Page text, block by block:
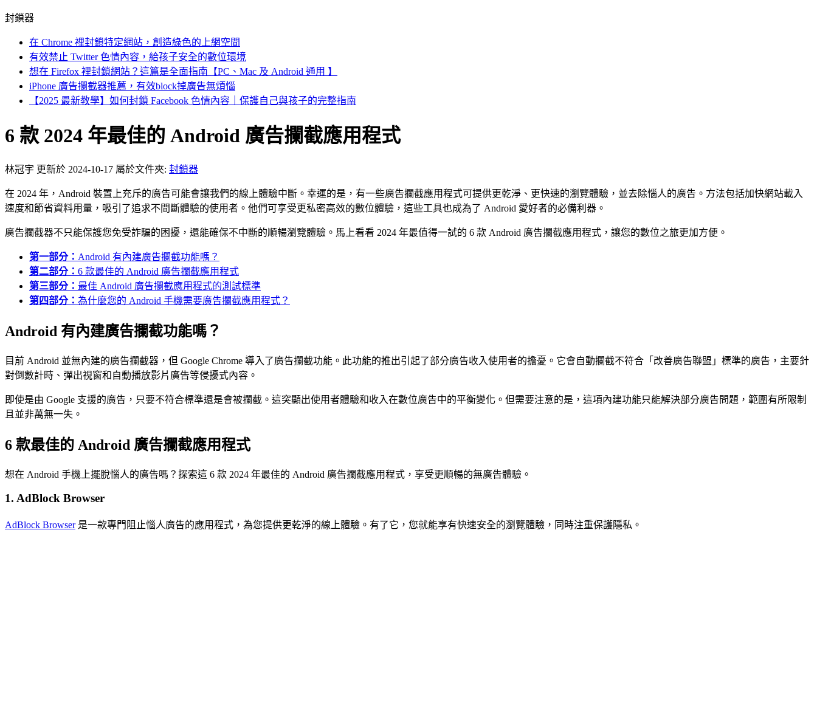
封鎖器
在 Chrome 裡封鎖特定網站，創造綠色的上網空間
有效禁止 Twitter 色情內容，給孩子安全的數位環境
想在 Firefox 裡封鎖網站？這篇是全面指南【PC、Mac 及 Android 通用 】
iPhone 廣告攔截器推薦，有效block掉廣告無煩惱
【2025 最新教學】如何封鎖 Facebook 色情內容｜保護自己與孩子的完整指南
6 款 2024 年最佳的 Android 廣告攔截應用程式
林冠宇 更新於 2024-10-17 屬於文件夾: 封鎖器
在 2024 年，Android 裝置上充斥的廣告可能會讓我們的線上體驗中斷。幸運的是，有一些廣告攔截應用程式可提供更乾淨、更快速的瀏覽體驗，並去除惱人的廣告。方法包括加快網站載入
速度和節省資料用量，吸引了追求不間斷體驗的使用者。他們可享受更私密高效的數位體驗，這些工具也成為了 Android 愛好者的必備利器。
廣告攔截器不只能保護您免受詐騙的困擾，還能確保不中斷的順暢瀏覽體驗。馬上看看 2024 年最值得一試的 6 款 Android 廣告攔截應用程式，讓您的數位之旅更加方便。
第一部分： Android 有內建廣告攔截功能嗎？
第二部分： 6 款最佳的 Android 廣告攔截應用程式
第三部分： 最佳 Android 廣告攔截應用程式的測試標準
第四部分： 為什麼您的 Android 手機需要廣告攔截應用程式？
Android 有內建廣告攔截功能嗎？
目前 Android 並無內建的廣告攔截器，但 Google Chrome 導入了廣告攔截功能。此功能的推出引起了部分廣告收入使用者的擔憂。它會自動攔截不符合「改善廣告聯盟」標準的廣告，主要針
對倒數計時、彈出視窗和自動播放影片廣告等侵擾式內容。
即使是由 Google 支援的廣告，只要不符合標準還是會被攔截。這突顯出使用者體驗和收入在數位廣告中的平衡變化。但需要注意的是，這項內建功能只能解決部分廣告問題，範圍有所限制
且並非萬無一失。
6 款最佳的 Android 廣告攔截應用程式
想在 Android 手機上擺脫惱人的廣告嗎？探索這 6 款 2024 年最佳的 Android 廣告攔截應用程式，享受更順暢的無廣告體驗。
1. AdBlock Browser
AdBlock Browser是一款專門阻止惱人廣告的應用程式，為您提供更乾淨的線上體驗。有了它，您就能享有快速安全的瀏覽體驗，同時注重保護隱私。